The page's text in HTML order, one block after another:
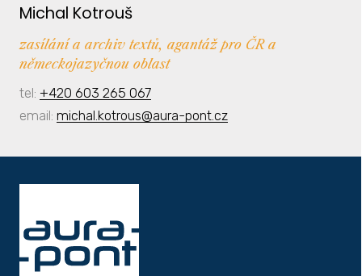
Michal Kotrouš
zasílání a archiv textů, agantáž pro ČR a
německojazyčnou oblast
tel: +420 603 265 067
email: michal.kotrous@aura-pont.cz